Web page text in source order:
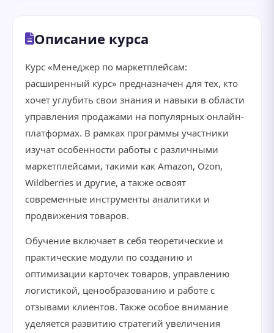
Описание курса
Курс «Менеджер по маркетплейсам:
расширенный курс» предназначен для тех, кто
хочет углубить свои знания и навыки в области
управления продажами на популярных онлайн-
платформах. В рамках программы участники
изучат особенности работы с различными
маркетплейсами, такими как Amazon, Ozon,
Wildberries и другие, а также освоят
современные инструменты аналитики и
продвижения товаров.
Обучение включает в себя теоретические и
практические модули по созданию и
оптимизации карточек товаров, управлению
логистикой, ценообразованию и работе с
отзывами клиентов. Также особое внимание
уделяется развитию стратегий увеличения